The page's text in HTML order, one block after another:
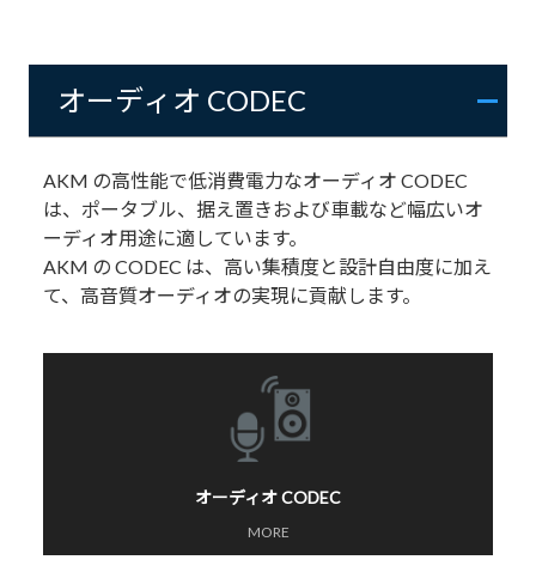
オーディオ CODEC
AKM の高性能で低消費電力なオーディオ CODEC
は、ポータブル、据え置きおよび車載など幅広いオ
ーディオ用途に適しています。
AKM の CODEC は、高い集積度と設計自由度に加え
て、高音質オーディオの実現に貢献します。
オーディオ CODEC
MORE